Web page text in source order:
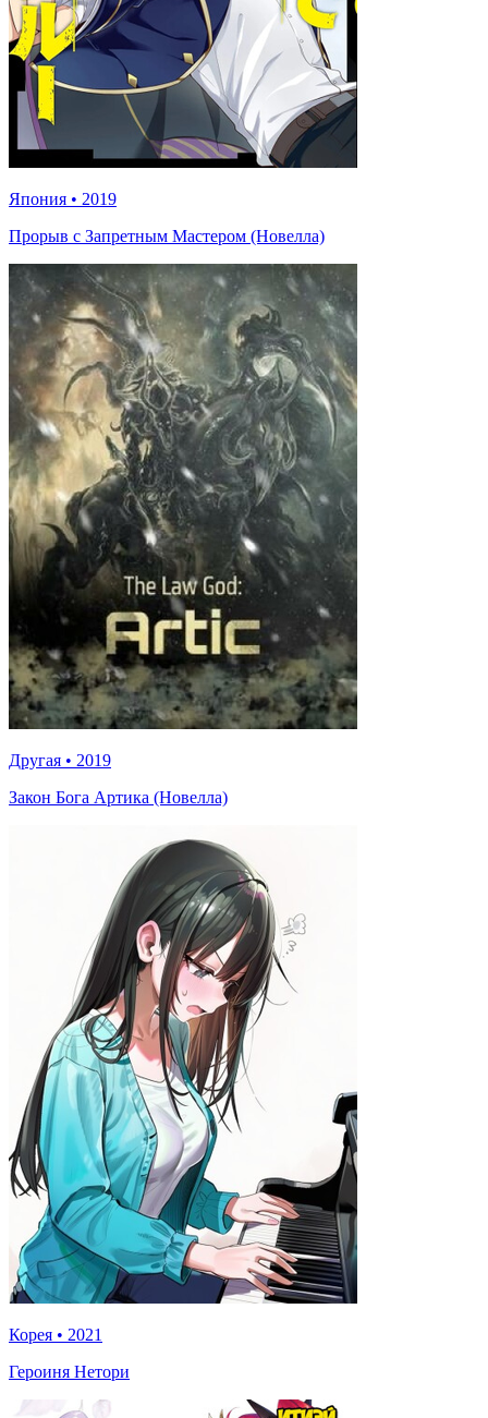
Япония • 2019
Прорыв с Запретным Мастером (Новелла)
Другая • 2019
Закон Бога Артика (Новелла)
Корея • 2021
Героиня Нетори